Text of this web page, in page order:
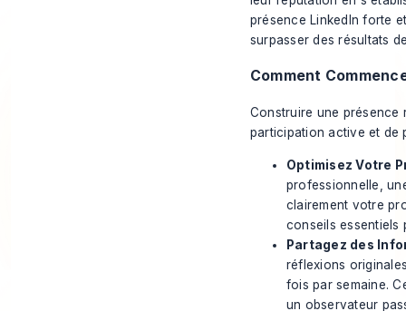
présence LinkedIn forte
surpasser des résultats
Comment
Construire une présence
participation active et de
Optimisez Votre
professionnelle,
clairement votre
conseils essentiels
Partagez des
réflexions
fois par semaine.
un observateur